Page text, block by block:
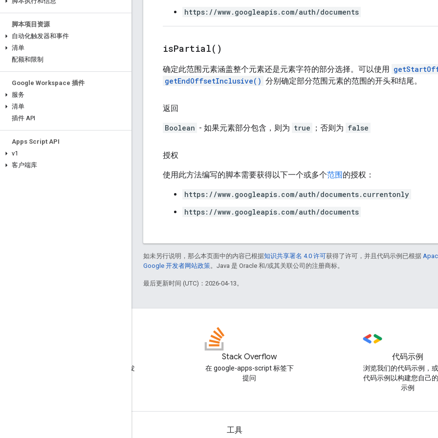
脚本项目资源
自动化触发器和事件
清单
配额和限制
Google Workspace 插件
服务
清单
插件 API
Apps Script API
v1
客户端库
https://www.googleapis.com/auth/documents
isPartial( )
确定此范围元素涵盖整个元素还是元素字符的部分选择。可以使用
getEndOffsetInclusive() 分别确定部分范围元素的范围的开头和结尾。
返回
Boolean - 如果元素部分包含，则为 true ；否则为 false
授权
使用此方法编写的脚本需要获得以下一个或多个范围的授权：
https://www.googleapis.com/auth/documents.currentonly
https://www.googleapis.com/auth/documents
如未另行说明，那么本页面中的内容已根据知识共享署名 4.0 许可获得了许可，并且代码示例已根据
Google 开发者网站政策。Java 是 Oracle 和/或其关联公司的注册商标。
最后更新时间 (UTC)：2026-04-13。
阅读 Google Workspace 开发
Stack Overflow
在 google-apps-script 标签下
提问
代码示例
浏览我们的代码示例，
代码示例以构建您自己
示例
工具